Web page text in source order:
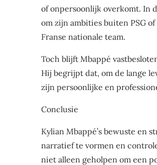
of onpersoonlijk overkomt. In
om zijn ambities buiten PSG
Franse nationale team.
Toch blijft Mbappé
Hij begrijpt dat, om de lange
zijn persoonlijke en
Conclusie
Kylian Mbappé’s bewuste en
narratief te vormen en
niet alleen geholpen om een